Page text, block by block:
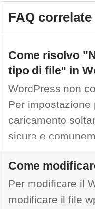
FAQ correlate
Come risolvo
tipo di file" in
WordPress non
Per impostazione
caricamento
sicure e
Come
Per modificare il
modificare il file